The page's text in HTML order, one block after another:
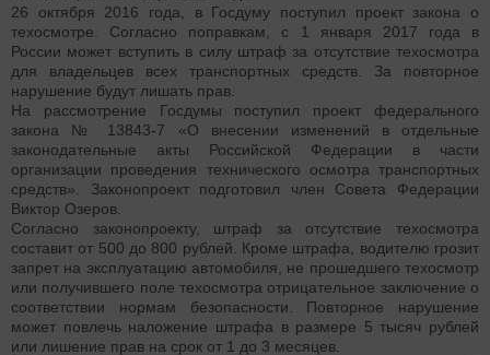
26 октября 2016 года, в Госдуму поступил проект закона о
техосмотре. Согласно поправкам, с 1 января 2017 года в
России может вступить в силу штраф за отсутствие техосмотра
для владельцев всех транспортных средств. За повторное
нарушение будут лишать прав.
На рассмотрение Госдумы поступил проект федерального
закона № 13843-7 «О внесении изменений в отдельные
законодательные акты Российской Федерации в части
организации проведения технического осмотра транспортных
средств». Законопроект подготовил член Совета Федерации
Виктор Озеров.
Согласно законопроекту, штраф за отсутствие техосмотра
составит от 500 до 800 рублей. Кроме штрафа, водителю грозит
запрет на эксплуатацию автомобиля, не прошедшего техосмотр
или получившего поле техосмотра отрицательное заключение о
соответствии нормам безопасности. Повторное нарушение
может повлечь наложение штрафа в размере 5 тысяч рублей
или лишение прав на срок от 1 до 3 месяцев.